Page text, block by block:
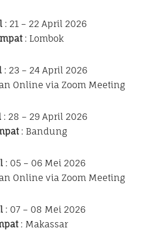
: 21 – 22 April 2026
: Lombok
: 23 – 24 April 2026
Online via Zoom Meeting
: 28 – 29 April 2026
: Bandung
: 05 – 06 Mei 2026
Online via Zoom Meeting
: 07 – 08 Mei 2026
: Makassar